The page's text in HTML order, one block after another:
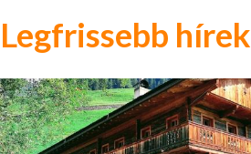
Legfrissebb hírek